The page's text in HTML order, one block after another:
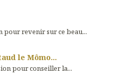
revenir sur ce beau...
le Mômo...
pour conseiller la...